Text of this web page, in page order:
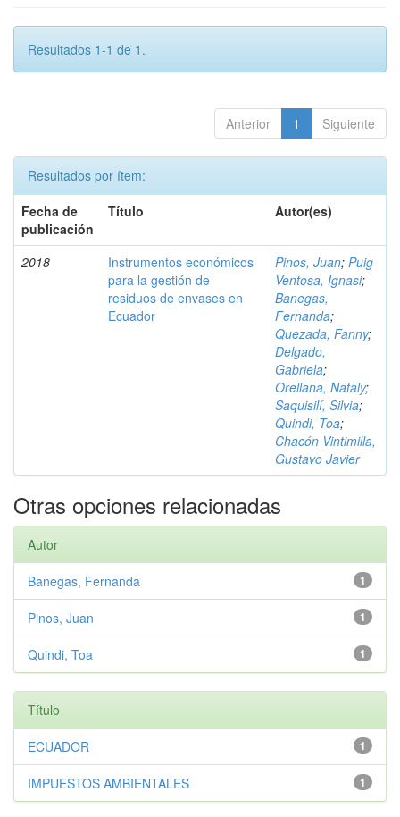
Resultados 1-1 de 1.
Anterior 1 Siguiente
Resultados por ítem:
Fecha de
publicación
Título Autor(es)
2018
Instrumentos económicos
para la gestión de
residuos de envases en
Ecuador
Pinos, Juan; Puig
Ventosa, Ignasi;
Banegas,
Fernanda;
Quezada, Fanny;
Delgado,
Gabriela;
Orellana, Nataly;
Saquisilí, Silvia;
Quindi, Toa;
Chacón Vintimilla,
Gustavo Javier
Otras opciones relacionadas
Autor
1
Banegas, Fernanda
1
Pinos, Juan
1
Quindi, Toa
Título
1
ECUADOR
1
IMPUESTOS AMBIENTALES